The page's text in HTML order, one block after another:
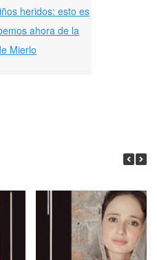
heridos: esto es
ahora de la
Mierlo